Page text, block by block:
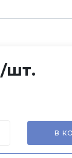
/шт.
В